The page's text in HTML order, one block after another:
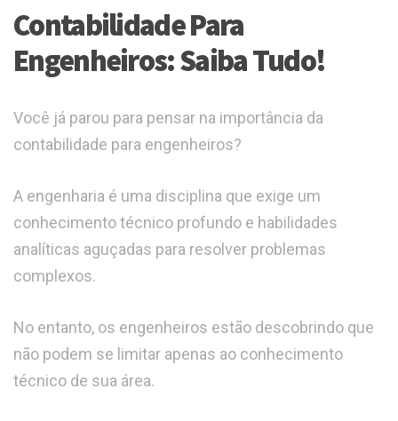
Contabilidade Para
Engenheiros: Saiba Tudo!
Você já parou para pensar na importância da
contabilidade para engenheiros?
A engenharia é uma disciplina que exige um
conhecimento técnico profundo e habilidades
analíticas aguçadas para resolver problemas
complexos.
No entanto, os engenheiros estão descobrindo que
não podem se limitar apenas ao conhecimento
técnico de sua área.